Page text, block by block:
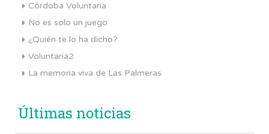
Córdoba Voluntaria
No es solo un juego
¿Quién te lo ha dicho?
Voluntaria2
La memoria viva de Las Palmeras
Últimas noticias